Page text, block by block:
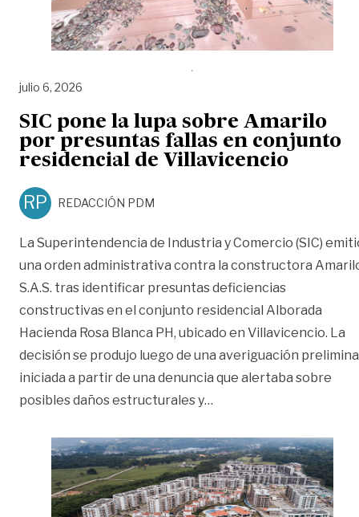
julio 6, 2026
SIC pone la lupa sobre Amarilo
por presuntas fallas en conjunto
residencial de Villavicencio
RP REDACCIÓN PDM
La Superintendencia de Industria y Comercio (SIC)
una orden administrativa contra la constructora
S.A.S. tras identificar presuntas deficiencias
constructivas en el conjunto residencial Alborada
Hacienda Rosa Blanca PH, ubicado en Villavicencio. La
decisión se produjo luego de una averiguación
iniciada a partir de una denuncia que alertaba sobre
posibles daños estructurales y…